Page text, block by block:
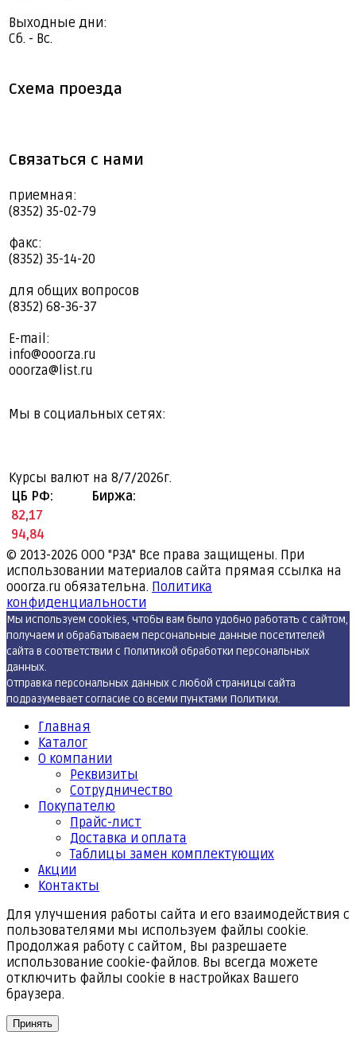
Выходные дни:
Сб. - Вс.
Схема проезда
Связаться с нами
приемная:
(8352) 35-02-79
факс:
(8352) 35-14-20
для общих вопросов
(8352) 68-36-37
E-mail:
info@ooorza.ru
ooorza@list.ru
Мы в социальных сетях:
Курсы валют на 8/7/2026г.
ЦБ РФ:
Биржа:
82,17
94,84
© 2013-2026 ООО "РЗА" Все права защищены. При
использовании материалов сайта прямая ссылка на
ooorza.ru обязательна. Политика
конфиденциальности
Мы используем cookies, чтобы вам было удобно работать с сайтом,
получаем и обрабатываем персональные данные посетителей
сайта в соответствии с Политикой обработки персональных
данных.
Отправка персональных данных с любой страницы сайта
подразумевает согласие со всеми пунктами Политики.
Главная
Каталог
О компании
Реквизиты
Cотрудничество
Покупателю
Прайс-лист
Доставка и оплата
Таблицы замен комплектующих
Акции
Контакты
Для улучшения работы сайта и его взаимодействия с
пользователями мы используем файлы cookie.
Продолжая работу с сайтом, Вы разрешаете
использование cookie-файлов. Вы всегда можете
отключить файлы cookie в настройках Вашего
браузера.
Принять